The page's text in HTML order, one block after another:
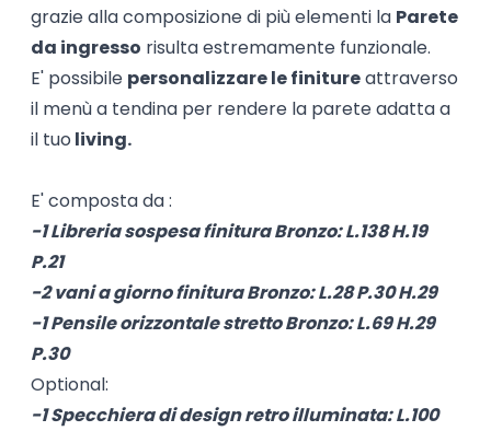
grazie alla composizione di più elementi la Parete
da ingresso risulta estremamente funzionale.
E' possibile personalizzare le finitureattraverso
il menù a tendina per rendere la parete adatta a
il tuo living.
E' composta da :
-1 Libreria sospesa finitura Bronzo: L.138 H.19
P.21
-2 vani a giorno finitura Bronzo: L.28 P.30 H.29
-1 Pensile orizzontale stretto Bronzo: L.69 H.29
P.30
Optional:
-1 Specchiera di design retro illuminata: L.100